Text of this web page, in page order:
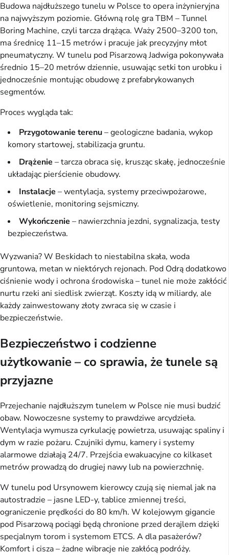
Budowa najdłuższego tunelu w Polsce to opera inżynieryjna
na najwyższym poziomie. Główną rolę gra TBM – Tunnel
Boring Machine, czyli tarcza drążąca. Waży 2500–3200 ton,
ma średnicę 11–15 metrów i pracuje jak precyzyjny młot
pneumatyczny. W tunelu pod Pisarzową Jadwiga pokonywała
średnio 15–20 metrów dziennie, usuwając setki ton urobku i
jednocześnie montując obudowę z prefabrykowanych
segmentów.
Proces wygląda tak:
Przygotowanie terenu– geologiczne badania, wykop
komory startowej, stabilizacja gruntu.
Drążenie – tarcza obraca się, krusząc skałę, jednocześnie
układając pierścienie obudowy.
Instalacje – wentylacja, systemy przeciwpożarowe,
oświetlenie, monitoring sejsmiczny.
Wykończenie – nawierzchnia jezdni, sygnalizacja, testy
bezpieczeństwa.
Wyzwania? W Beskidach to niestabilna skała, woda
gruntowa, metan w niektórych rejonach. Pod Odrą dodatkowo
ciśnienie wody i ochrona środowiska – tunel nie może zakłócić
nurtu rzeki ani siedlisk zwierząt. Koszty idą w miliardy, ale
każdy zainwestowany złoty zwraca się w czasie i
bezpieczeństwie.
Bezpieczeństwo i codzienne
użytkowanie – co sprawia, że tunele są
przyjazne
Przejechanie najdłuższym tunelem w Polsce nie musi budzić
obaw. Nowoczesne systemy to prawdziwe arcydzieła.
Wentylacja wymusza cyrkulację powietrza, usuwając spaliny i
dym w razie pożaru. Czujniki dymu, kamery i systemy
alarmowe działają 24/7. Przejścia ewakuacyjne co kilkaset
metrów prowadzą do drugiej nawy lub na powierzchnię.
W tunelu pod Ursynowem kierowcy czują się niemal jak na
autostradzie – jasne LED-y, tablice zmiennej treści,
ograniczenie prędkości do 80 km/h. W kolejowym gigancie
pod Pisarzową pociągi będą chronione przed derajlem dzięki
specjalnym torom i systemom ETCS. A dla pasażerów?
Komfort i cisza – żadne wibracje nie zakłócą podróży.